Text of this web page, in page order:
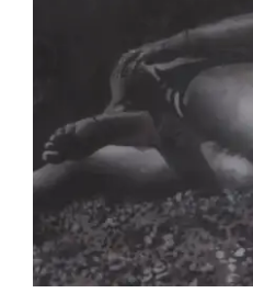
Jean-Pierre Le